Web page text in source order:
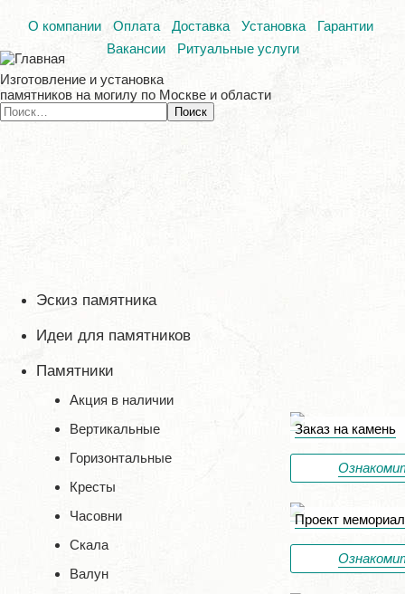
О компании Оплата Доставка Установка
Гарантии
Вакансии
Ритуальные услуги
Изготовление и установка
памятников на могилу по Москве и области
Эскиз памятника
Идеи для памятников
Памятники
Акция в наличии
Вертикальные
Горизонтальные
Кресты
Часовни
Скала
Валун
Заказ на камень
Проект